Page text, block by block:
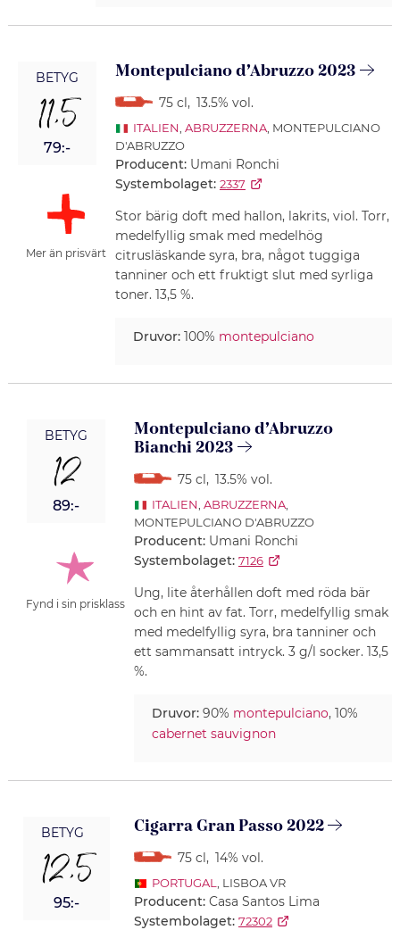
BETYG
11,5
79:-
Mer än prisvärt
Montepulciano d’Abruzzo 2023
75 cl, 13.5% vol.
ITALIEN ABRUZZERNA, MONTEPULCIANO
D'ABRUZZO
Producent: Umani Ronchi
Systembolaget: 2337
Stor bärig doft med hallon, lakrits, viol. Torr,
medelfyllig smak med medelhög
citrusläskande syra, bra, något tuggiga
tanniner och ett fruktigt slut med syrliga
toner. 13,5 %.
Druvor:100% montepulciano
BETYG
12
89:-
Fynd i sin prisklass
Montepulciano d’Abruzzo
Bianchi 2023
75 cl, 13.5% vol.
ITALIEN ABRUZZERNA,
MONTEPULCIANO D'ABRUZZO
Producent: Umani Ronchi
Systembolaget: 7126
Ung, lite återhållen doft med röda bär
och en hint av fat. Torr, medelfyllig smak
med medelfyllig syra, bra tanniner och
ett sammansatt intryck. 3 g/l socker. 13,5
%.
Druvor:90% montepulciano, 10%
cabernet sauvignon
BETYG
12,5
95:-
Cigarra Gran Passo 2022
75 cl, 14% vol.
PORTUGAL , LISBOA VR
Producent: Casa Santos Lima
Systembolaget: 72302